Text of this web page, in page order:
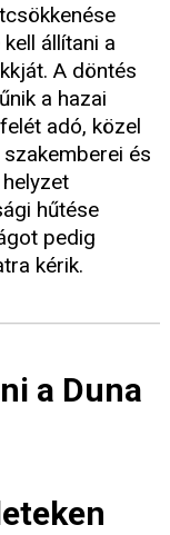
állítani a
A döntés
a hazai
adó, közel
és
hűtése
pedig
kérik.
a Duna